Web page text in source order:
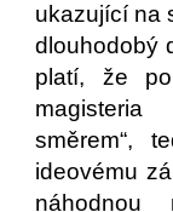
ukazující na
dlouhodobý
platí, že
směrem“,
ideovému
náhodnou